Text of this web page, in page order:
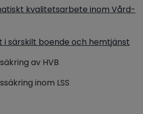
kvalitetsarbete inom Vård-
i särskilt boende och hemtjänst
av HVB
inom LSS